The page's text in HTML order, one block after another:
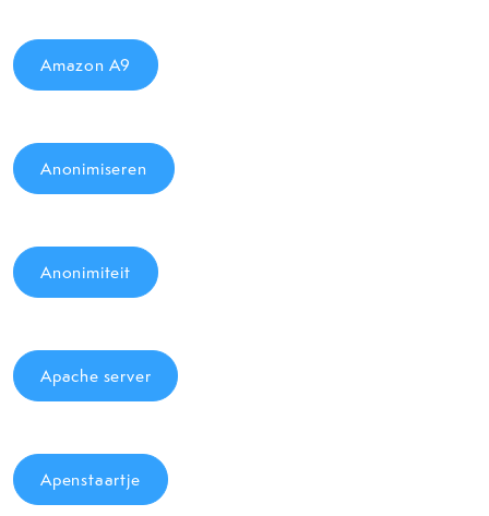
Amazon A9
Anonimiseren
Anonimiteit
Apache server
Apenstaartje